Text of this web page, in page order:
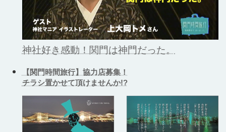
神社好き感動！関門は神門だった。
【関門時間旅行】協力店募集！
チラシ置かせて頂けませんか!?